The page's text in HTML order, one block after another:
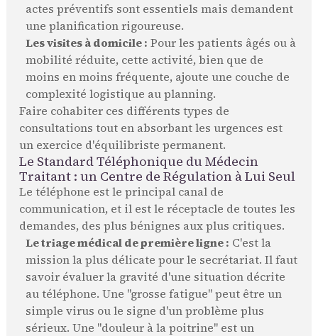
actes préventifs sont essentiels mais demandent
une planification rigoureuse.
Les visites à domicile : Pour les patients âgés ou à
mobilité réduite, cette activité, bien que de
moins en moins fréquente, ajoute une couche de
complexité logistique au planning.
Faire cohabiter ces différents types de
consultations tout en absorbant les urgences est
un exercice d'équilibriste permanent.
Le Standard Téléphonique du Médecin
Traitant : un Centre de Régulation à Lui Seul
Le téléphone est le principal canal de
communication, et il est le réceptacle de toutes les
demandes, des plus bénignes aux plus critiques.
Le triage médical de première ligne : C'est la
mission la plus délicate pour le secrétariat. Il faut
savoir évaluer la gravité d'une situation décrite
au téléphone. Une "grosse fatigue" peut être un
simple virus ou le signe d'un problème plus
sérieux. Une "douleur à la poitrine" est un